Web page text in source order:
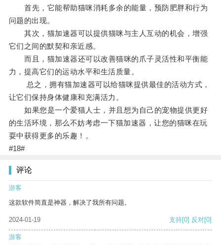
首先，它能帮助猫咪消耗多余的能量，预防肥胖和行为
问题的出现。
其次，猫加速器可以提供猫咪与主人互动的机会，增强
它们之间的默契和亲近感。
而且，猫加速器还可以改善猫咪的爪子灵活性和平衡能
力，提高它们的运动水平和生活质量。
总之，拥有猫加速器可以给猫咪提供最佳的活动方式，
让它们保持身体健康和充满活力。
如果您是一个爱猫人士，并且想为自己的宠物提供更好
的生活环境，那么不妨考虑一下猫加速器，让您的猫咪在玩
耍中获得更多的乐趣！。
#18#
评论
游客
这款软件简直是神器，解决了我所有问题。
2024-01-19 支持[0] 反对[0]
游客